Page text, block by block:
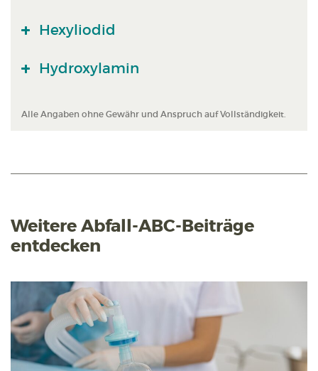
Hexyliodid
Hydroxylamin
Alle Angaben ohne Gewähr und Anspruch auf Vollständigkeit.
Weitere Abfall-ABC-Beiträge
entdecken